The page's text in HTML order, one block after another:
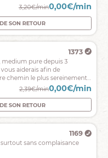
0,00€/min
3,20€/min0,00€/min
SON RETOUR
0,00€/min
1373
medium pure depuis 3
chemin le plus sereinement
!!
2,39€/min0,00€/min
SON RETOUR
1169
sans complaisance